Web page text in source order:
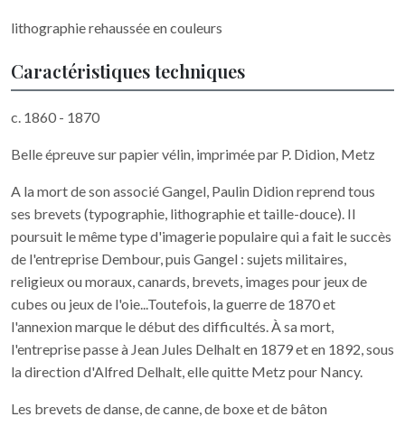
lithographie rehaussée en couleurs
Caractéristiques techniques
c. 1860 - 1870
Belle épreuve sur papier vélin, imprimée par P. Didion, Metz
A la mort de son associé Gangel, Paulin Didion reprend tous
ses brevets (typographie, lithographie et taille-douce). Il
poursuit le même type d'imagerie populaire qui a fait le succès
de l'entreprise Dembour, puis Gangel : sujets militaires,
religieux ou moraux, canards, brevets, images pour jeux de
cubes ou jeux de l'oie...Toutefois, la guerre de 1870 et
l'annexion marque le début des difficultés. À sa mort,
l'entreprise passe à Jean Jules Delhalt en 1879 et en 1892, sous
la direction d'Alfred Delhalt, elle quitte Metz pour Nancy.
Les brevets de danse, de canne, de boxe et de bâton